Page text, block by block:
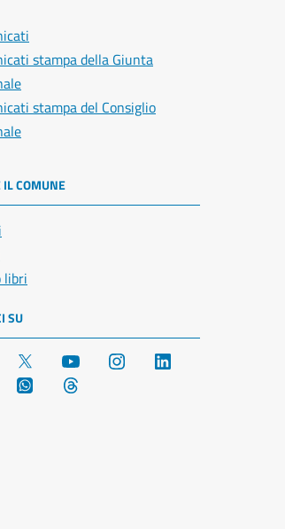
stampa della Giunta
stampa del Consiglio
IL COMUNE
libri
SU
Facebook YouTube Instagram
Telegram WhatsApp